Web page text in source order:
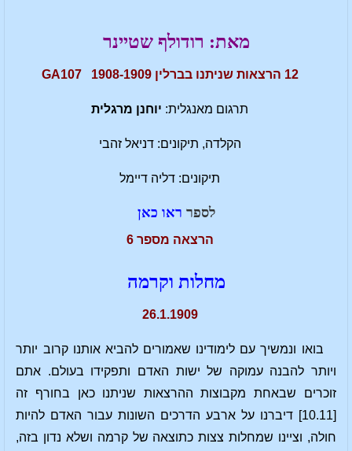
מאת: רודולף שטיינר
12 הרצאות שניתנו בברלין GA107 1908-1909
תרגום מאנגלית: יוחנן מרגלית
הקלדה, תיקונים: דניאל זהבי
תיקונים: דליה דיימל
לספר ראו כאן
הרצאה מספר 6
מחלות וקרמה
26.1.1909
בואו ונמשיך עם לימודינו שאמורים להביא אותנו קרוב יותר
ויותר להבנה עמוקה של ישות האדם ותפקידו בעולם. אתם
זוכרים שבאחת מקבוצות ההרצאות שניתנו כאן בחורף זה
[10.11] דיברנו על ארבע הדרכים השונות עבור האדם להיות
חולה, וציינו שמחלות צצות כתוצאה של קרמה ושלא נדון בזה,